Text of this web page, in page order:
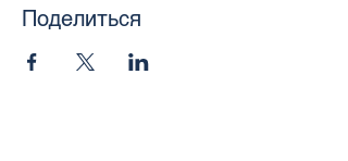
Поделиться